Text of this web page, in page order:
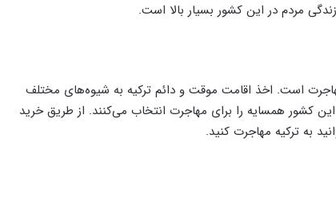
مردم در این کشور بسیار بالا است.
است. اخذ اقامت موقت و دائم ترکیه به شیوه‌های مختلف
این کشور همسایه را برای مهاجرت انتخاب می‌کنند. از طریق خرید
به ترکیه مهاجرت کنید.